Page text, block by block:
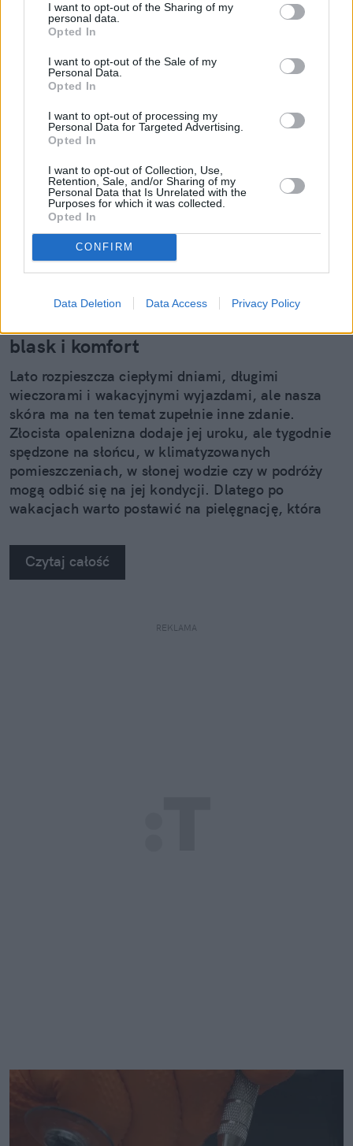
I want to opt-out of the Sharing of my
personal data.
Opted In
I want to opt-out of the Sale of my
Personal Data.
Opted In
I want to opt-out of processing my
Personal Data for Targeted Advertising.
Opted In
I want to opt-out of Collection, Use,
Retention, Sale, and/or Sharing of my
Personal Data that Is Unrelated with the
Purposes for which it was collected.
Opted In
CONFIRM
Data Deletion Data Access Privacy Policy
Czytaj więcej
Skóra po wakacjach woła o
blask i komfort
Lato rozpieszcza ciepłymi dniami, długimi
wieczorami i wakacyjnymi wyjazdami, ale nasza
skóra ma na ten temat zupełnie inne zdanie.
Złocista opalenizna dodaje jej uroku, ale tygodnie
spędzone na słońcu, w klimatyzowanych
pomieszczeniach, w słonej wodzie czy w podróży
mogą odbić się na jej kondycji. Dlatego po
wakacjach warto postawić na pielęgnację, która
jak pięć kosmetyków z linii Neuro Adapt marki
Clochee może pomóc skórze odzyskać równowagę.
Czytaj całość
REKLAMA